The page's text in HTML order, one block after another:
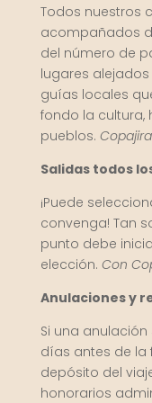
Todos nuestros
acompañados
del número de
lugares
guías locales
fondo la cultura,
pueblos.
Salidas todos
¡Puede
convenga! Tan
punto debe
elección. Con
Anulaciones y
Si una
días antes de la
depósito del
honorarios